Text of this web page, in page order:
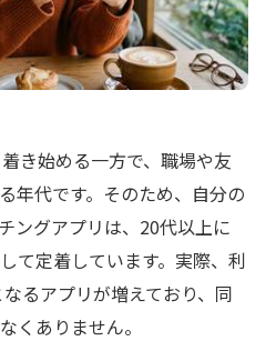
き始める一方で、職場や友
年代です。そのため、自分の
ングアプリは、20代以上に
て定着しています。実際、利
るアプリが増えており、同
くありません。